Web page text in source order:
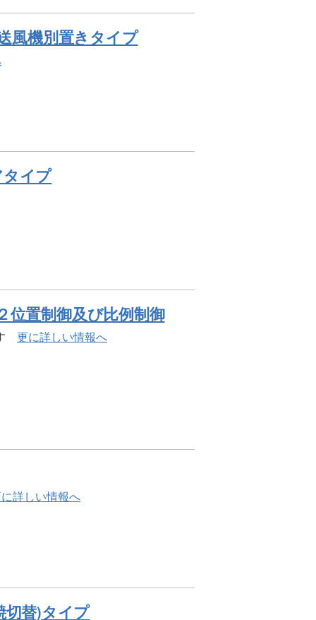
風機別置きタイプ
タイプ
位置制御及び比例制御
更に詳しい情報へ
詳しい情報へ
替)タイプ